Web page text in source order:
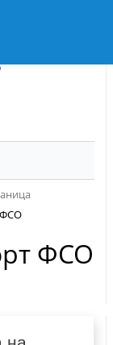
ФСО
ФСО